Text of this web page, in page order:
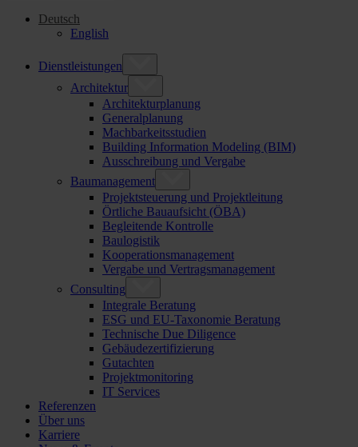
Deutsch
English
Dienstleistungen
Architektur
Architekturplanung
Generalplanung
Machbarkeitsstudien
Building Information Modeling (BIM)
Ausschreibung und Vergabe
Baumanagement
Projektsteuerung und Projektleitung
Örtliche Bauaufsicht (ÖBA)
Begleitende Kontrolle
Baulogistik
Kooperationsmanagement
Vergabe und Vertragsmanagement
Consulting
Integrale Beratung
ESG und EU-Taxonomie Beratung
Technische Due Diligence
Gebäudezertifizierung
Gutachten
Projektmonitoring
IT Services
Referenzen
Über uns
Karriere